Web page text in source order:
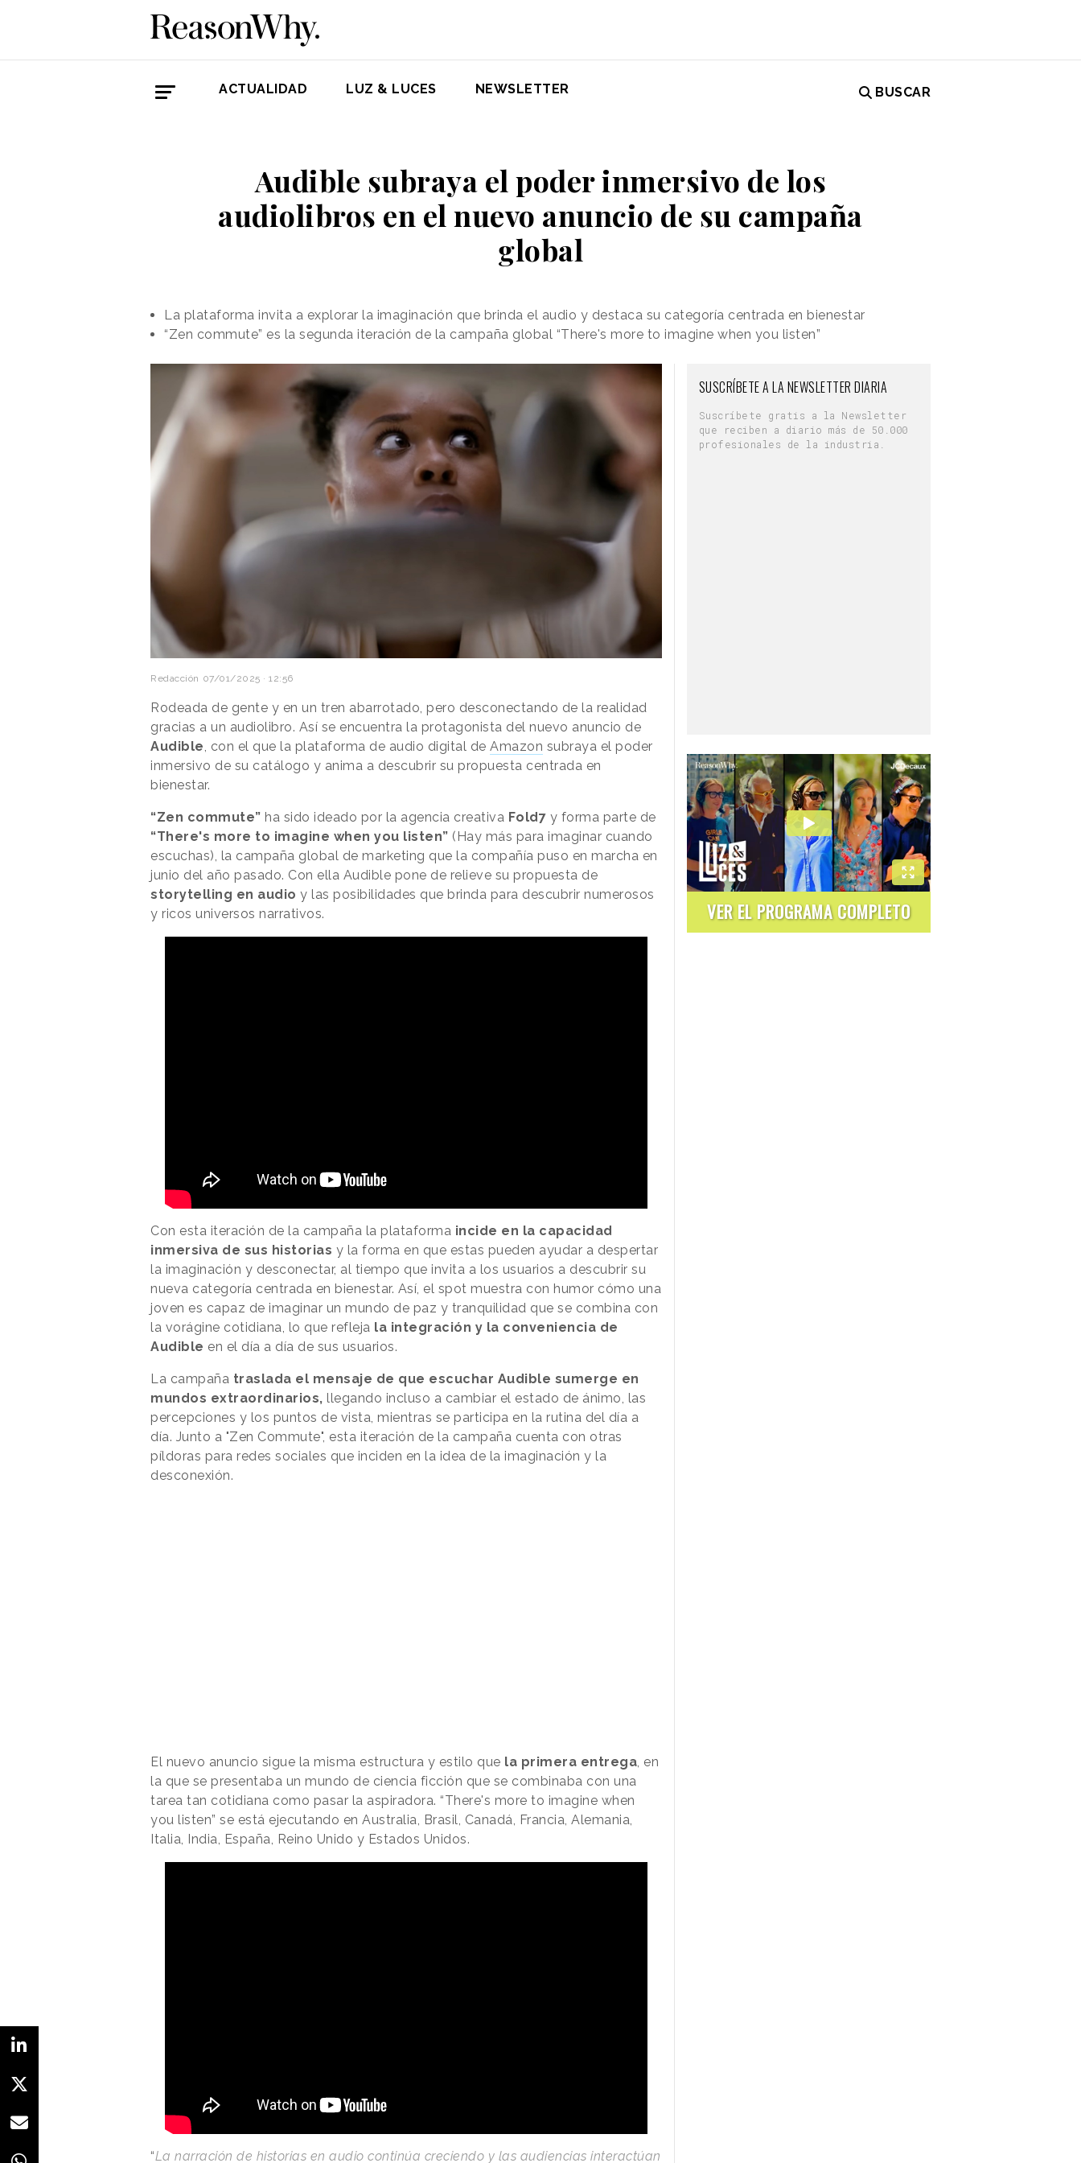
ACTUALIDAD LUZ & LUCES NEWSLETTER BUSCAR
Audible subraya el poder inmersivo de los
audiolibros en el nuevo anuncio de su campaña
global
La plataforma invita a explorar la imaginación que brinda el audio y destaca su categoría centrada en bienestar
“Zen commute” es la segunda iteración de la campaña global “There's more to imagine when you listen”
Redacción 07/01/2025 · 12:56
Rodeada de gente y en un tren abarrotado, pero desconectando de la realidad
gracias a un audiolibro. Así se encuentra la protagonista del nuevo anuncio de
Audible, con el que la plataforma de audio digital de Amazon subraya el poder
inmersivo de su catálogo y anima a descubrir su propuesta centrada en
bienestar.
“Zen commute” ha sido ideado por la agencia creativa Fold7 y forma parte de
“There's more to imagine when you listen” (Hay más para imaginar cuando
escuchas), la campaña global de marketing que la compañía puso en marcha en
junio del año pasado. Con ella Audible pone de relieve su propuesta de
storytelling en audio y las posibilidades que brinda para descubrir numerosos
y ricos universos narrativos.
Con esta iteración de la campaña la plataforma incide en la capacidad
inmersiva de sus historias y la forma en que estas pueden ayudar a despertar
la imaginación y desconectar, al tiempo que invita a los usuarios a descubrir su
nueva categoría centrada en bienestar. Así, el spot muestra con humor cómo una
joven es capaz de imaginar un mundo de paz y tranquilidad que se combina con
la vorágine cotidiana, lo que refleja la integración y la conveniencia de
Audible en el día a día de sus usuarios.
La campaña traslada el mensaje de que escuchar Audible sumerge en
mundos extraordinarios, llegando incluso a cambiar el estado de ánimo, las
percepciones y los puntos de vista, mientras se participa en la rutina del día a
día. Junto a "Zen Commute", esta iteración de la campaña cuenta con otras
píldoras para redes sociales que inciden en la idea de la imaginación y la
desconexión.
El nuevo anuncio sigue la misma estructura y estilo que la primera entrega, en
la que se presentaba un mundo de ciencia ficción que se combinaba con una
tarea tan cotidiana como pasar la aspiradora. “There's more to imagine when
you listen” se está ejecutando en Australia, Brasil, Canadá, Francia, Alemania,
Italia, India, España, Reino Unido y Estados Unidos.
“La narración de historias en audio continúa creciendo y las audiencias interactúan
SUSCRÍBETE A LA NEWSLETTER DIARIA
Suscríbete gratis a la Newsletter
que reciben a diario más de 50.000
profesionales de la industria.
VER EL PROGRAMA COMPLETO